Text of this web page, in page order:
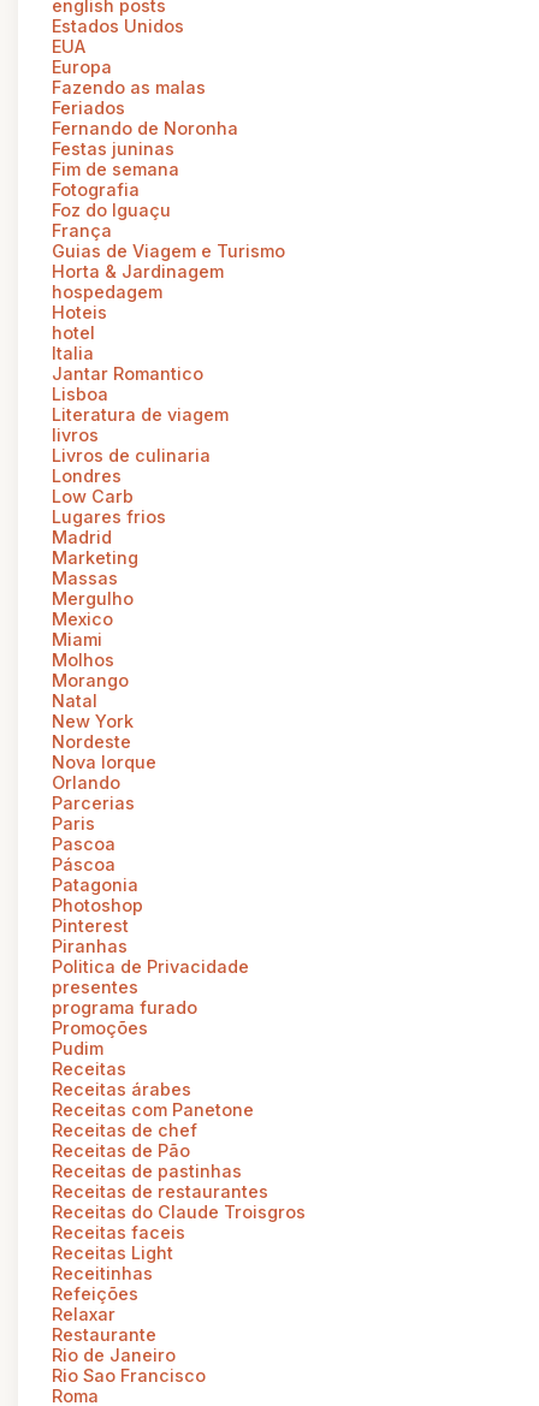
english posts
Estados Unidos
EUA
Europa
Fazendo as malas
Feriados
Fernando de Noronha
Festas juninas
Fim de semana
Fotografia
Foz do Iguaçu
França
Guias de Viagem e Turismo
Horta & Jardinagem
hospedagem
Hoteis
hotel
Italia
Jantar Romantico
Lisboa
Literatura de viagem
livros
Livros de culinaria
Londres
Low Carb
Lugares frios
Madrid
Marketing
Massas
Mergulho
Mexico
Miami
Molhos
Morango
Natal
New York
Nordeste
Nova Iorque
Orlando
Parcerias
Paris
Pascoa
Páscoa
Patagonia
Photoshop
Pinterest
Piranhas
Politica de Privacidade
presentes
programa furado
Promoções
Pudim
Receitas
Receitas árabes
Receitas com Panetone
Receitas de chef
Receitas de Pão
Receitas de pastinhas
Receitas de restaurantes
Receitas do Claude Troisgros
Receitas faceis
Receitas Light
Receitinhas
Refeições
Relaxar
Restaurante
Rio de Janeiro
Rio Sao Francisco
Roma